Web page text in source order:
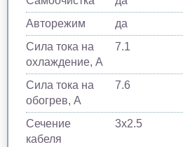
Авторежим
да
Сила тока на
охлаждение, А
7.1
Сила тока на
обогрев, А
7.6
Сечение
кабеля
3x2.5